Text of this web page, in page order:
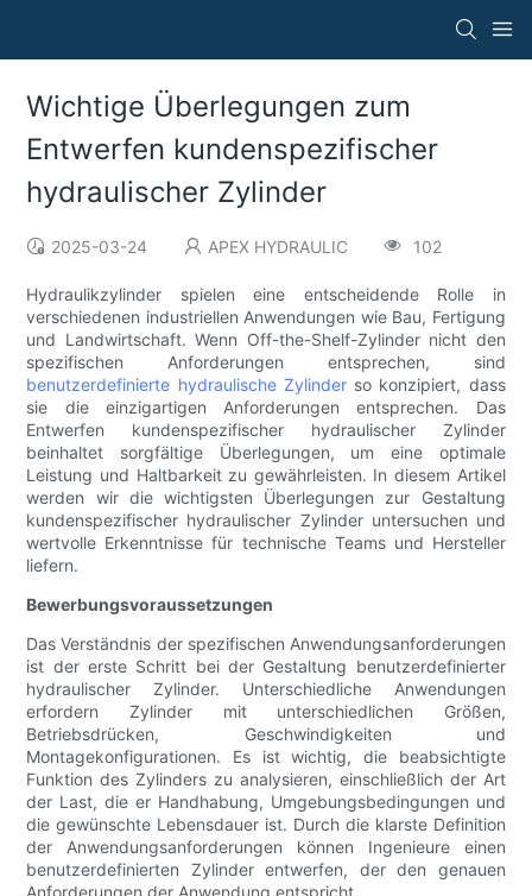
Wichtige Überlegungen zum
Entwerfen kundenspezifischer
hydraulischer Zylinder
2025-03-24 APEX HYDRAULIC 102
Hydraulikzylinder spielen eine entscheidende Rolle in
verschiedenen industriellen Anwendungen wie Bau, Fertigung
und Landwirtschaft. Wenn Off-the-Shelf-Zylinder nicht den
spezifischen Anforderungen entsprechen, sind
benutzerdefinierte hydraulische Zylinderso konzipiert, dass
sie die einzigartigen Anforderungen entsprechen. Das
Entwerfen kundenspezifischer hydraulischer Zylinder
beinhaltet sorgfältige Überlegungen, um eine optimale
Leistung und Haltbarkeit zu gewährleisten. In diesem Artikel
werden wir die wichtigsten Überlegungen zur Gestaltung
kundenspezifischer hydraulischer Zylinder untersuchen und
wertvolle Erkenntnisse für technische Teams und Hersteller
liefern.
Bewerbungsvoraussetzungen
Das Verständnis der spezifischen Anwendungsanforderungen
ist der erste Schritt bei der Gestaltung benutzerdefinierter
hydraulischer Zylinder. Unterschiedliche Anwendungen
erfordern Zylinder mit unterschiedlichen Größen,
Betriebsdrücken, Geschwindigkeiten und
Montagekonfigurationen. Es ist wichtig, die beabsichtigte
Funktion des Zylinders zu analysieren, einschließlich der Art
der Last, die er Handhabung, Umgebungsbedingungen und
die gewünschte Lebensdauer ist. Durch die klarste Definition
der Anwendungsanforderungen können Ingenieure einen
benutzerdefinierten Zylinder entwerfen, der den genauen